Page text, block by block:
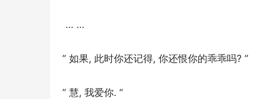
… …
” 如果, 此时你还记得, 你还恨你的乖乖吗? ”
” 慧, 我爱你. “